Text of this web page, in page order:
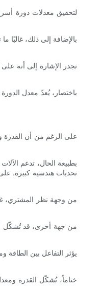
لتحقيق معدلات دورة
بالإضافة إلى ذلك، غالبًا
تجدر الإشارة إلى أنه
باختصار، يُعدّ معدل
على الرغم من أن القدرة
بطبيعة الحال، تدعم
تحديات هندسية كبيرة. على
من وجهة نظر المشتري،
من جهة أخرى، قد تُشكّل
يؤثر التفاعل بين الطاقة
ختاماً، تُشكّل القدرة